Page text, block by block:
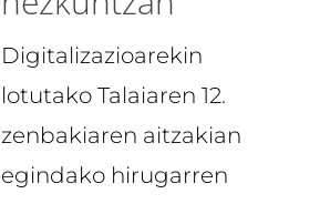
Digitalizazioarekin
lotutako Talaiaren 12.
zenbakiaren aitzakian
egindako hirugarren